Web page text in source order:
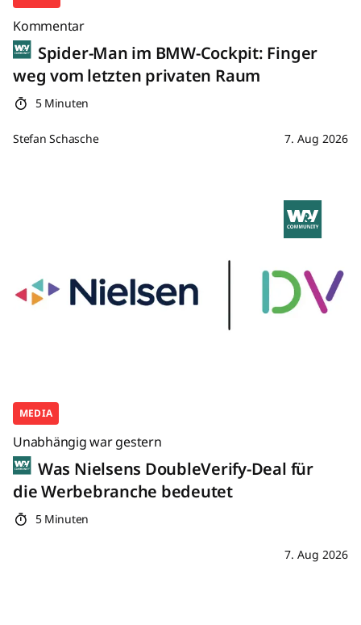
Kommentar
Spider-Man im BMW-Cockpit: Finger
weg vom letzten privaten Raum
5 Minuten
Stefan Schasche 7. Aug 2026
MEDIA
Unabhängig war gestern
Was Nielsens DoubleVerify-Deal für
die Werbebranche bedeutet
5 Minuten
7. Aug 2026